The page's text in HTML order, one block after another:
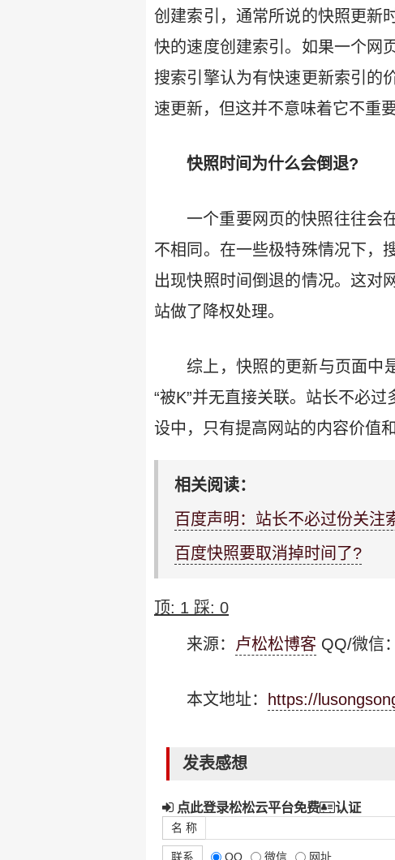
创建索引，通常所说的快照更新
快的速度创建索引。如果一个网
搜索引擎认为有快速更新索引的
速更新，但这并不意味着它不重
快照时间为什么会倒退?
一个重要网页的快照往往会
不相同。在一些极特殊情况下，
出现快照时间倒退的情况。这对
站做了降权处理。
综上，快照的更新与页面中
“被K”并无直接关联。站长不必
设中，只有提高网站的内容价值
相关阅读：
百度声明：站长不必过份关注
百度快照要取消掉时间了?
顶: 1 踩: 0
来源： 卢松松博客 QQ/微信
本文地址： https://
发表感想
点此登录松松云平台免费 认证
名 称
联系 QQ 微信 网址